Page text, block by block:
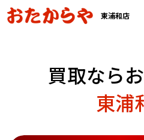
東浦和店
買取なら
東浦